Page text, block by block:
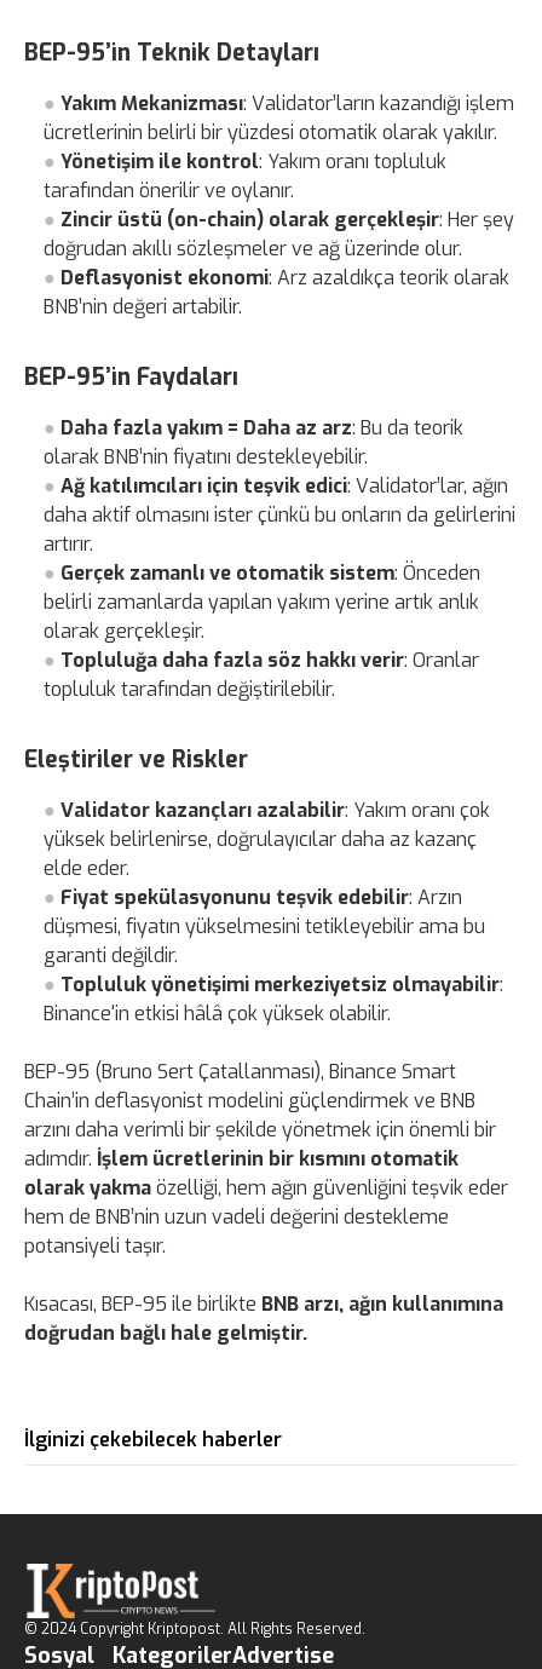
BEP-95’in Teknik Detayları
Yakım Mekanizması: Validator’ların kazandığı işlem
ücretlerinin belirli bir yüzdesi otomatik olarak yakılır.
Yönetişim ile kontrol: Yakım oranı topluluk
tarafından önerilir ve oylanır.
Zincir üstü (on-chain) olarak gerçekleşir: Her şey
doğrudan akıllı sözleşmeler ve ağ üzerinde olur.
Deflasyonist ekonomi: Arz azaldıkça teorik olarak
BNB’nin değeri artabilir.
BEP-95’in Faydaları
Daha fazla yakım = Daha az arz: Bu da teorik
olarak BNB’nin fiyatını destekleyebilir.
Ağ katılımcıları için teşvik edici: Validator’lar, ağın
daha aktif olmasını ister çünkü bu onların da gelirlerini
artırır.
Gerçek zamanlı ve otomatik sistem: Önceden
belirli zamanlarda yapılan yakım yerine artık anlık
olarak gerçekleşir.
Topluluğa daha fazla söz hakkı verir: Oranlar
topluluk tarafından değiştirilebilir.
Eleştiriler ve Riskler
Validator kazançları azalabilir: Yakım oranı çok
yüksek belirlenirse, doğrulayıcılar daha az kazanç
elde eder.
Fiyat spekülasyonunu teşvik edebilir: Arzın
düşmesi, fiyatın yükselmesini tetikleyebilir ama bu
garanti değildir.
Topluluk yönetişimi merkeziyetsiz olmayabilir:
Binance'in etkisi hâlâ çok yüksek olabilir.
BEP-95 (Bruno Sert Çatallanması), Binance Smart
Chain’in deflasyonist modelini güçlendirmek ve BNB
arzını daha verimli bir şekilde yönetmek için önemli bir
adımdır. İşlem ücretlerinin bir kısmını otomatik
olarak yakmaözelliği, hem ağın güvenliğini teşvik eder
hem de BNB’nin uzun vadeli değerini destekleme
potansiyeli taşır.
Kısacası, BEP-95 ile birlikte BNB arzı, ağın kullanımına
doğrudan bağlı hale gelmiştir.
İlginizi çekebilecek haberler
© 2024 Copyright Kriptopost. All Rights Reserved.
Sosyal KategorilerAdvertise